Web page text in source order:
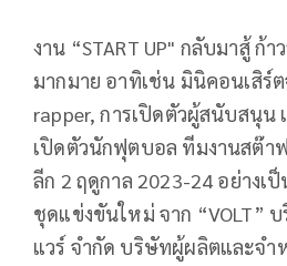
งาน “START UP" กลับมาสู้ ก้
มากมาย อาทิเช่น มินิคอนเสิร์
rapper, การเปิดตัวผู้สนับสนุน
เปิดตัวนักฟุตบอล ทีมงานสต๊า
ลีก 2 ฤดูกาล 2023-24 อย่างเ
ชุดแข่งขันใหม่ จาก “VOLT”
แวร์ จำกัด บริษัทผู้ผลิตและจ